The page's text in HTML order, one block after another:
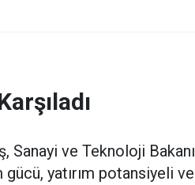
Sanayi ve Teknoloji Bakanı
yatırım potansiyeli ve